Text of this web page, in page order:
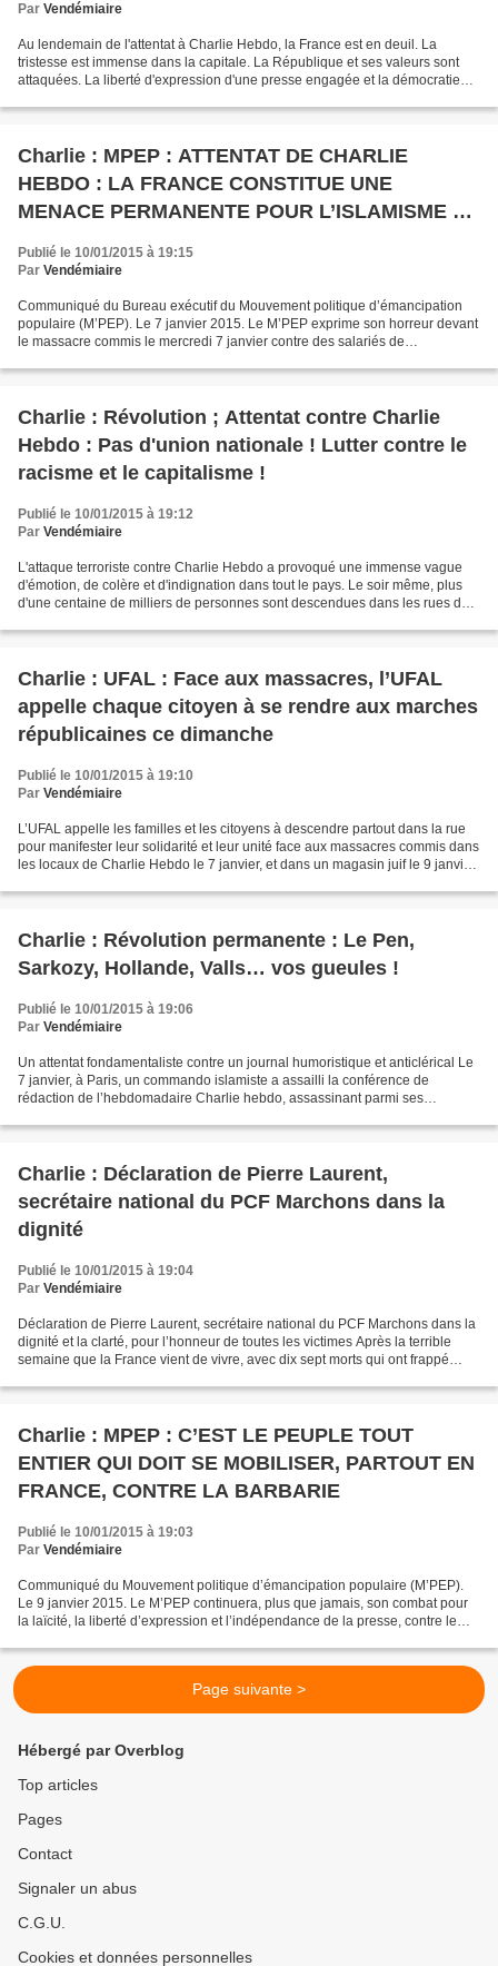
Par Vendémiaire
Au lendemain de l'attentat à Charlie Hebdo, la France est en deuil. La
tristesse est immense dans la capitale. La République et ses valeurs sont
attaquées. La liberté d'expression d'une presse engagée et la démocratie
Charlie : MPEP : ATTENTAT DE CHARLIE
HEBDO : LA FRANCE CONSTITUE UNE
MENACE PERMANENTE POUR L’ISLAMISME ET
SES ALLIES
Publié le 10/01/2015 à 19:15
Par Vendémiaire
Communiqué du Bureau exécutif du Mouvement politique d’émancipation
populaire (M’PEP). Le 7 janvier 2015. Le M’PEP exprime son horreur devant
le massacre commis le mercredi 7 janvier contre des salariés de
Charlie : Révolution ; Attentat contre Charlie
Hebdo : Pas d'union nationale ! Lutter contre le
racisme et le capitalisme !
Publié le 10/01/2015 à 19:12
Par Vendémiaire
L'attaque terroriste contre Charlie Hebdo a provoqué une immense vague
d'émotion, de colère et d'indignation dans tout le pays. Le soir même, plus
d'une centaine de milliers de personnes sont descendues dans les rues de
Charlie : UFAL : Face aux massacres, l’UFAL
appelle chaque citoyen à se rendre aux marches
républicaines ce dimanche
Publié le 10/01/2015 à 19:10
Par Vendémiaire
L’UFAL appelle les familles et les citoyens à descendre partout dans la rue
pour manifester leur solidarité et leur unité face aux massacres commis dans
les locaux de Charlie Hebdo le 7 janvier, et dans un magasin juif le 9 janvier.
Charlie : Révolution permanente : Le Pen,
Sarkozy, Hollande, Valls… vos gueules !
Publié le 10/01/2015 à 19:06
Par Vendémiaire
Un attentat fondamentaliste contre un journal humoristique et anticlérical Le
7 janvier, à Paris, un commando islamiste a assailli la conférence de
rédaction de l’hebdomadaire Charlie hebdo, assassinant parmi ses
Charlie : Déclaration de Pierre Laurent,
secrétaire national du PCF Marchons dans la
dignité
Publié le 10/01/2015 à 19:04
Par Vendémiaire
Déclaration de Pierre Laurent, secrétaire national du PCF Marchons dans la
dignité et la clarté, pour l’honneur de toutes les victimes Après la terrible
semaine que la France vient de vivre, avec dix sept morts qui ont frappé
Charlie : MPEP : C’EST LE PEUPLE TOUT
ENTIER QUI DOIT SE MOBILISER, PARTOUT EN
FRANCE, CONTRE LA BARBARIE
Publié le 10/01/2015 à 19:03
Par Vendémiaire
Communiqué du Mouvement politique d’émancipation populaire (M’PEP).
Le 9 janvier 2015. Le M’PEP continuera, plus que jamais, son combat pour
la laïcité, la liberté d’expression et l’indépendance de la presse, contre le
Page suivante >
Hébergé par Overblog
Top articles
Pages
Contact
Signaler un abus
C.G.U.
Cookies et données personnelles